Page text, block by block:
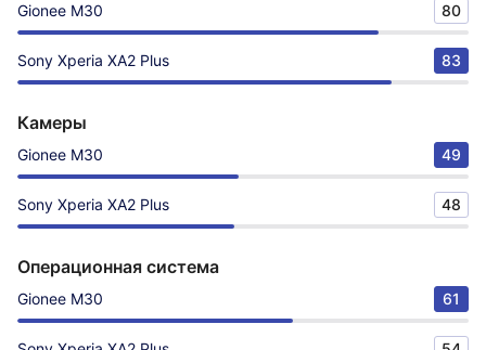
Gionee M30 80
Sony Xperia XA2 Plus 83
Камеры
Gionee M30 49
Sony Xperia XA2 Plus 48
Операционная система
Gionee M30 61